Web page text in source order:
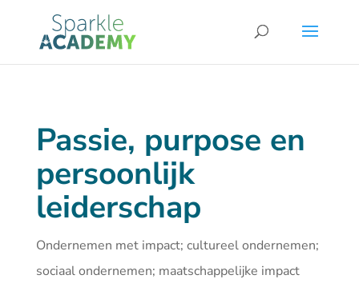
Passie, purpose en
persoonlijk
leiderschap
Ondernemen met impact; cultureel ondernemen;
sociaal ondernemen; maatschappelijke impact